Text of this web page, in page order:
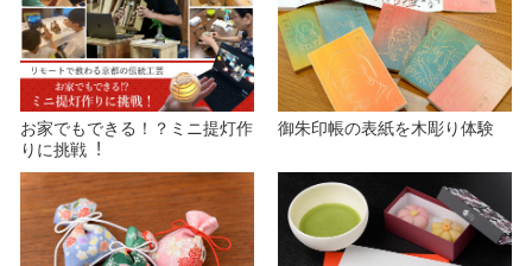
お家でもできる！？ミニ提灯作
りに挑戦︕
御朱印帳の表紙を木彫り体験